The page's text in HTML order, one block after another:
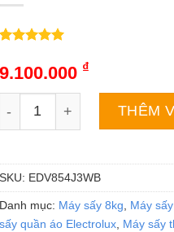
dựa trên
đánh giá
9.100.000 ₫
Máy sấy Electrolux
THÊM
SKU: EDV854J3WB
Danh mục: Máy sấy 8kg Máy
sấy quần áo Electrolux, Máy sấy